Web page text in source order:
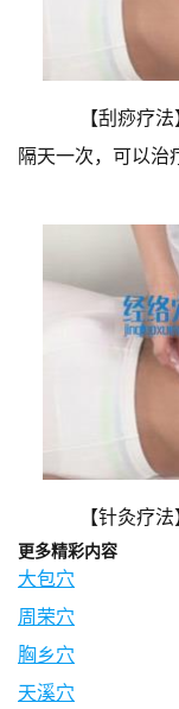
【刮痧疗法
隔天一次，可以治
【针灸疗法
更多精彩内容
大包穴
周荣穴
胸乡穴
天溪穴